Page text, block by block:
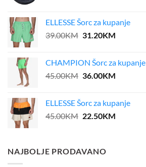
ELLESSE Šorc za kupanje
39.00KM Original
39.00KM.
31.20KMCurrent
31.20KM.
CHAMPION Šorc za kupanje
45.00KM Original
45.00KM.
36.00KMCurrent
36.00KM.
ELLESSE Šorc za kupanje
45.00KM Original
45.00KM.
22.50KMCurrent
NAJBOLJE PRODAVANO